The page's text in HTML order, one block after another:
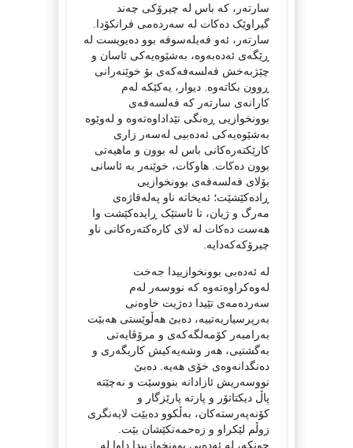
سارتەر، کە باس لە چیرۆکی چەند
گیراوێک دەکات لە سەردەمی فرانکۆدا.
سارتەر، ئەو فەیلەسوفە بوو دەیویست لە
ڕێگەی ئەدەبەوە، بەشێوەیەکی ئاسان و
چێژبەخش فەلسەفەکەی بۆ خوێنەرانی
ڕوون بکاتەوە. دیوار، یەکێکە لەم
کارانەی سارتەر کە فەلسەفەی
بوونخوازیی ڕەنگی تێداداوەتەوە و لەوێوە
بەشێوەیەکی ئەدەبیی لەسەر زاری
کارێکتەرەکانی باس لە بوون و ماهیەتی
بوون دەکات. هاوکات، خوێنەر بە ئاسانی
بۆلای فەلسەفەی بوونخوازیی
ڕادەکێشێت؛ ئەیخاتە ناو پەلەقاژەی
مەرگ و ژیان، تا ئاستێک ڕایدەکێشت وا
هەست دەکات لە لای کارەکتەرەکانی ناو
چیرۆکەکەدایە.
لە ئەدەبی بوونخوازییدا جەخت
لەوەکراوەتەوە کە نووسەر لەم
سەردەمەی تێیدا دەژیت خاوەنی
بەرپرسیاریەتییە، دەبێ هەڵوێستی هەبێت
بەرامبەر کۆمەلگەکەی و مرۆڤایەتی
بەگشتیی، هەر وشەیەکیش کاریگەری و
دەنگدانەوەی خۆی هەیە. دەبێ
نووسەریش ئازادانە بنووسێت و نەچێتە
پاڵ دیکتاتۆر و پارتە پارێزگار و
کۆنەپەرستەکان، بەڵکوو دەبێت لایەنگری
زوڵم لێکراو و زەحمەتکێشان بێت.
چونکە، لە ئەدەبی بوونخوازییدا داوا لە